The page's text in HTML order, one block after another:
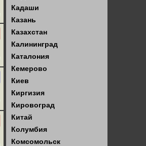
Кадаши
Казань
Казахстан
Калининград
Каталония
Кемерово
Киев
Киргизия
Кировоград
Китай
Колумбия
Комсомольск